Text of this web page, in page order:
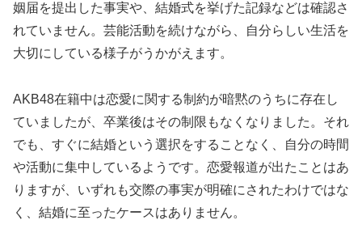
姻届を提出した事実や、結婚式を挙げた記録などは確認さ
れていません。芸能活動を続けながら、自分らしい生活を
大切にしている様子がうかがえます。
AKB48在籍中は恋愛に関する制約が暗黙のうちに存在し
ていましたが、卒業後はその制限もなくなりました。それ
でも、すぐに結婚という選択をすることなく、自分の時間
や活動に集中しているようです。恋愛報道が出たことはあ
りますが、いずれも交際の事実が明確にされたわけではな
く、結婚に至ったケースはありません。